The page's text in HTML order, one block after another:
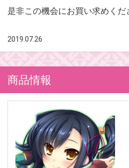
是非この機会にお買い求めくだ
2019.07.26
商品情報